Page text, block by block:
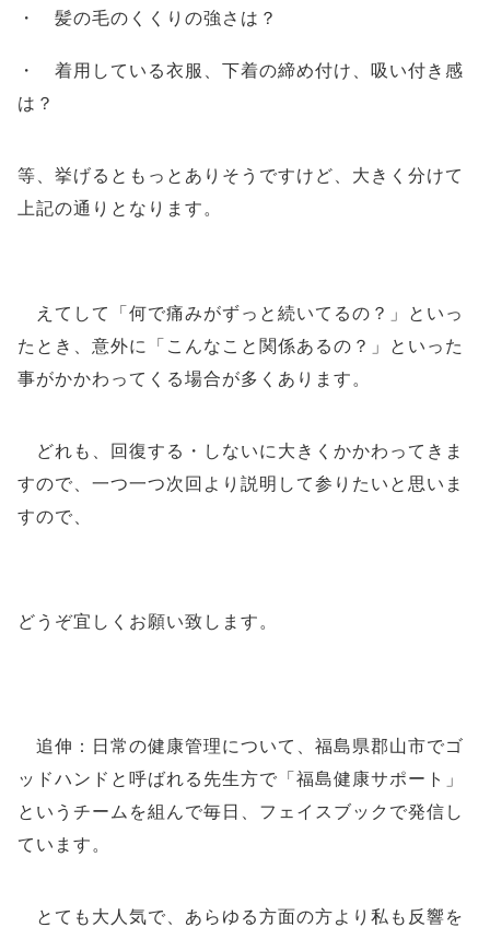
・ 髪の毛のくくりの強さは？
・ 着用している衣服、下着の締め付け、吸い付き感
は？
等、挙げるともっとありそうですけど、大きく分けて
上記の通りとなります。
えてして「何で痛みがずっと続いてるの？」といっ
たとき、意外に「こんなこと関係あるの？」といった
事がかかわってくる場合が多くあります。
どれも、回復する・しないに大きくかかわってきま
すので、一つ一つ次回より説明して参りたいと思いま
すので、
どうぞ宜しくお願い致します。
追伸：日常の健康管理について、福島県郡山市でゴ
ッドハンドと呼ばれる先生方で「福島健康サポート」
というチームを組んで毎日、フェイスブックで発信し
ています。
とても大人気で、あらゆる方面の方より私も反響を